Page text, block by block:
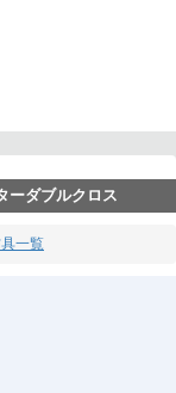
ーダブルクロス
一覧